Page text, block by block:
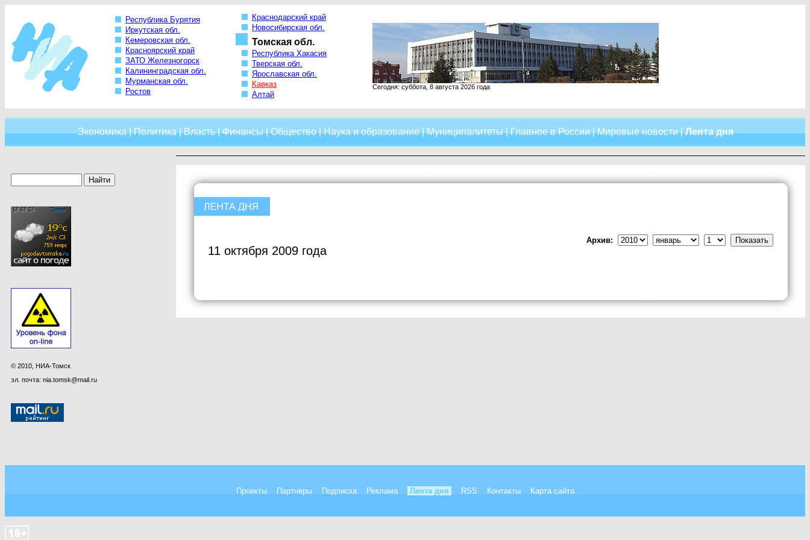
Республика Бурятия
Иркутская обл.
Кемеровская обл.
Красноярский край
ЗАТО Железногорск
Калининградская обл.
Мурманская обл.
Ростов
Краснодарский край
Новосибирская обл.
Томская обл.
Республика Хакасия
Тверская обл.
Ярославская обл.
Кавказ
Алтай
Сегодня: суббота, 8 августа 2026 года
Экономика|Политика|Власть|Финансы|Общество|Наука и образование|Муниципалитеты|Главное в России|Мировые новости|Лента дня
© 2010, НИА-Томск
эл. почта: nia.tomsk@mail.ru
11 октября 2009 года
Архив:
Проекты Партнеры Подписка Реклама Лента дня RSS Контакты Карта сайта